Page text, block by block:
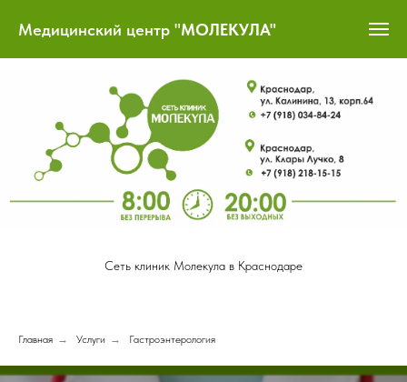
Сеть клиник Молекула в Краснодаре
Медицинский центр "МОЛЕКУЛА"
Главная → Услуги → Гастроэнтерология